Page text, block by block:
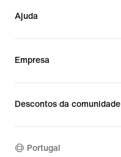
Ajuda
Empresa
Descontos da comunidade
Portugal